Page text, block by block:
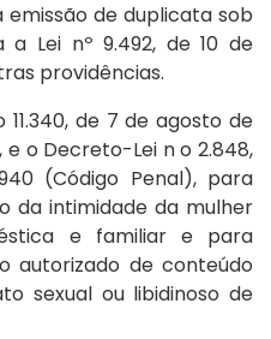
de duplicata sob
Lei nº 9.492, de 10 de
providências.
de 7 de agosto de
e o Decreto-Lei n o 2.848,
(Código Penal), para
da intimidade da mulher
e familiar e para
autorizado de conteúdo
sexual ou libidinoso de